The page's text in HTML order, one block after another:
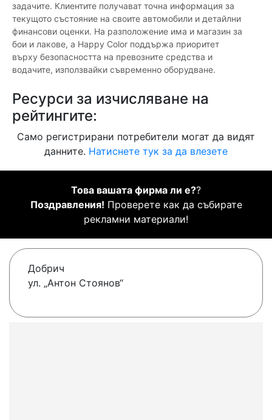
задачите. Клиентите получават точна информация за
текущото състояние на своите автомобили и детайлни
финансови оценки. На разположение има и магазин за
бои и лакове, а Happy Color поддържа приоритет
върху безопасността на превозните средства и
водачите, използвайки съвременно оборудване.
Ресурси за изчисляване на
рейтингите:
Само регистрирани потребители могат да видят
данните. Натиснете тук за да влезете
Това вашата фирма ли е??
Поздравления! Проверете как да събирате
рекламни материали!
Добрич
ул. „Антон Стоянов“